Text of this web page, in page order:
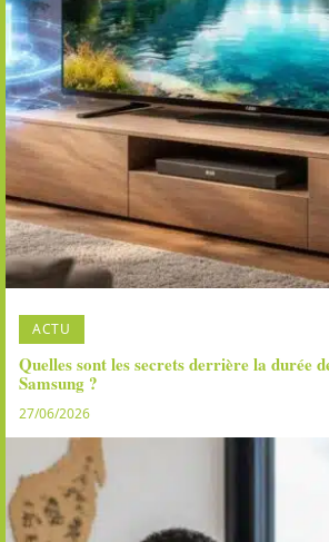
ACTU
Quelles sont les secrets derrière la durée
Samsung ?
27/06/2026